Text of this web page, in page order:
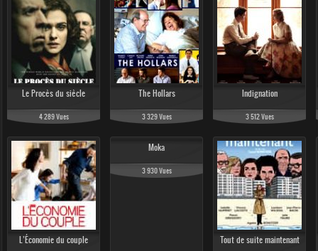
Le Procès du siècle
4 289 Vues
The Hollars
3 329 Vues
Indignation
3 512 Vues
L’Économie du couple
Moka
3 930 Vues
Tout de suite maintenant